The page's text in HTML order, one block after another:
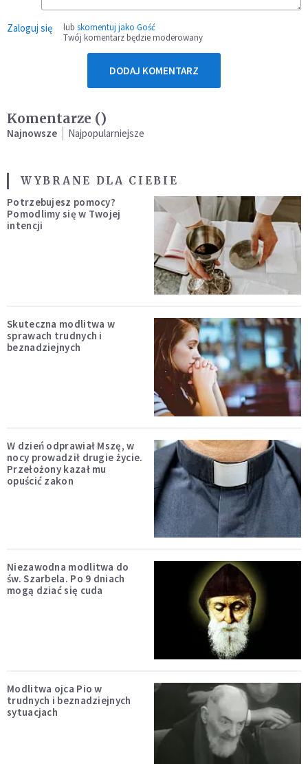
Zaloguj się lub skomentuj jako Gość
Twój komentarz będzie moderowany
DODAJ KOMENTARZ
Komentarze ()
Najnowsze Najpopularniejsze
WYBRANE DLA CIEBIE
Potrzebujesz pomocy?
Pomodlimy się w Twojej
intencji
Skuteczna modlitwa w
sprawach trudnych i
beznadziejnych
W dzień odprawiał Mszę, w
nocy prowadził drugie życie.
Przełożony kazał mu
opuścić zakon
Niezawodna modlitwa do
św. Szarbela. Po 9 dniach
mogą dziać się cuda
Modlitwa ojca Pio w
trudnych i beznadziejnych
sytuacjach